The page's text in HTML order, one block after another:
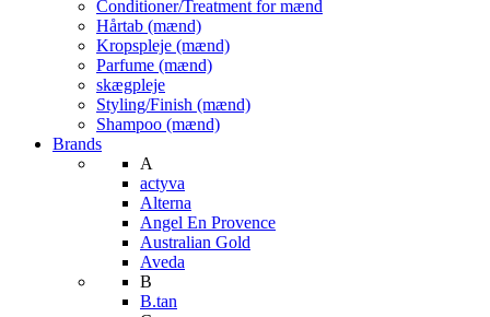
Conditioner/Treatment for mænd
Hårtab (mænd)
Kropspleje (mænd)
Parfume (mænd)
skægpleje
Styling/Finish (mænd)
Shampoo (mænd)
Brands
A
actyva
Alterna
Angel En Provence
Australian Gold
Aveda
B
B.tan